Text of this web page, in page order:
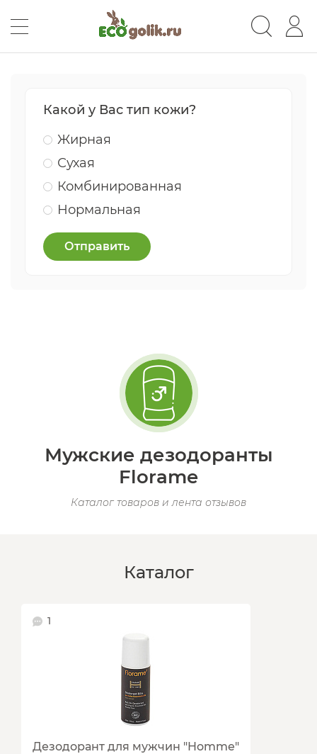
Какой у Вас тип кожи?
Жирная
Сухая
Комбинированная
Нормальная
Отправить
Мужские дезодоранты
Florame
Каталог товаров и лента отзывов
Каталог
1
Дезодорант для мужчин "Homme"